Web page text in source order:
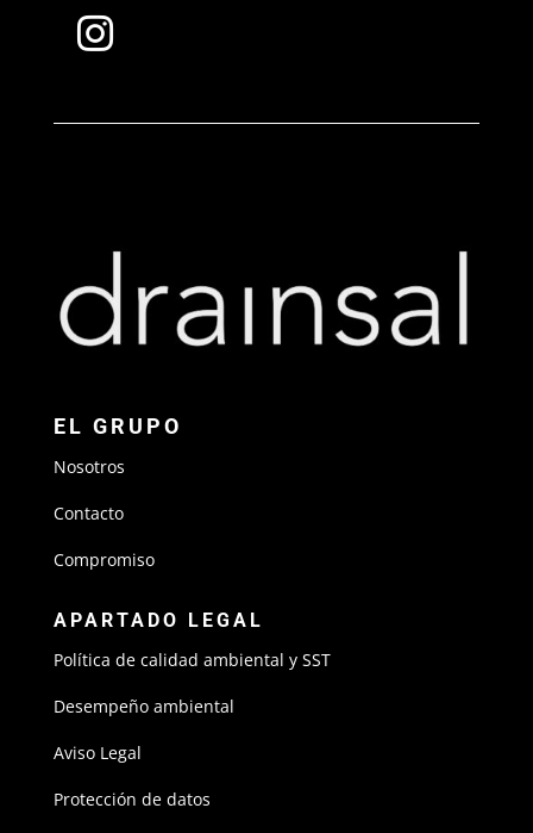

EL GRUPO
Nosotros
Contacto
Compromiso
APARTADO LEGAL
Política de calidad ambiental y SST
Desempeño ambiental
Aviso Legal
Protección de datos